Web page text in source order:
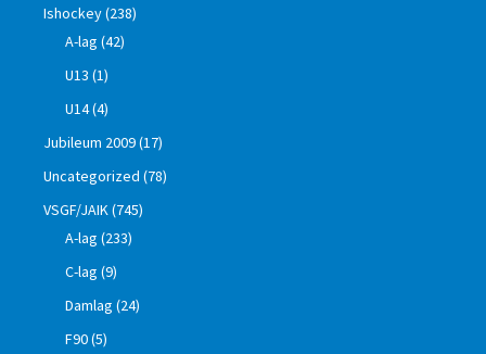
Ishockey(238)
A-lag (42)
U13 (1)
U14(4)
Jubileum 2009(17)
Uncategorized (78)
VSGF/JAIK(745)
A-lag (233)
C-lag (9)
Damlag (24)
F90(5)